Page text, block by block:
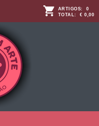
ARTIGOS: 0
TOTAL: € 0,00